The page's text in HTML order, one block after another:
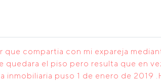
compartia con mi expareja
quedara el piso pero resulta que en
puso 1 de enero de 2019